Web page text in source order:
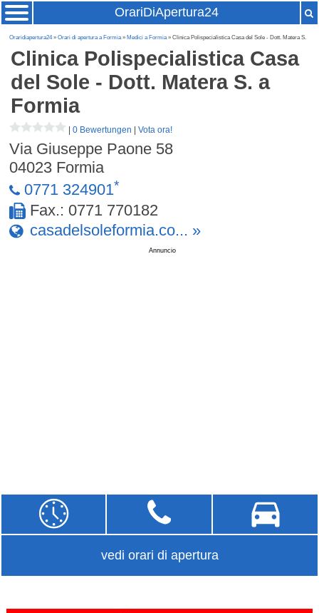
OrariDiApertura24
Oraridiapertura24»Orari di apertura a Formia» Medici a Formia» Clinica Polispecialistica Casa del Sole - Dott. Matera S.
Clinica Polispecialistica Casa
del Sole - Dott. Matera S. a
Formia
|0 Bewertungen |Vota ora!
Via Giuseppe Paone 58
04023 Formia
0771 324901*
Fax.: 0771 770182
casadelsoleformia.co... »
Annuncio
vedi orari di apertura